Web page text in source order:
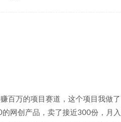
百万的项目赛道，这个项目我做
网创产品，卖了接近300份，月